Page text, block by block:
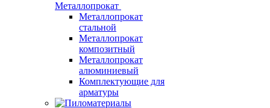
Металлопрокат
Металлопрокат
стальной
Металлопрокат
композитный
Металлопрокат
алюминиевый
Комплектующие для
арматуры